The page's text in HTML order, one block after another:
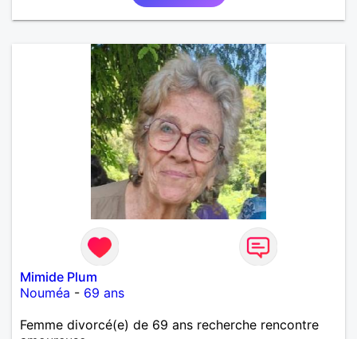
Mimide Plum
Nouméa - 69 ans
Femme divorcé(e) de 69 ans recherche rencontre